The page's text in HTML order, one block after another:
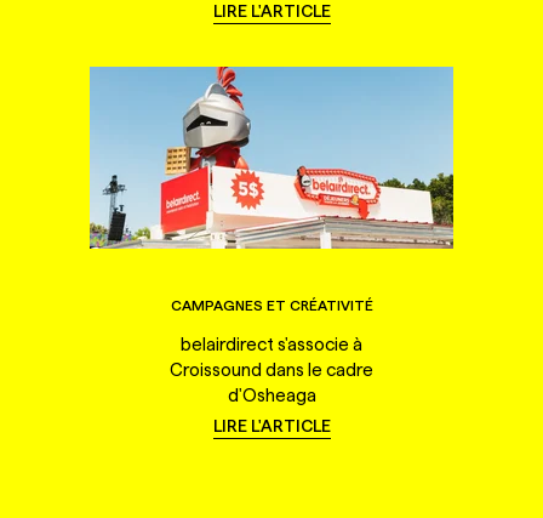
LIRE L'ARTICLE
CAMPAGNES ET CRÉATIVITÉ
belairdirect s'associe à
Croissound dans le cadre
d'Osheaga
LIRE L'ARTICLE